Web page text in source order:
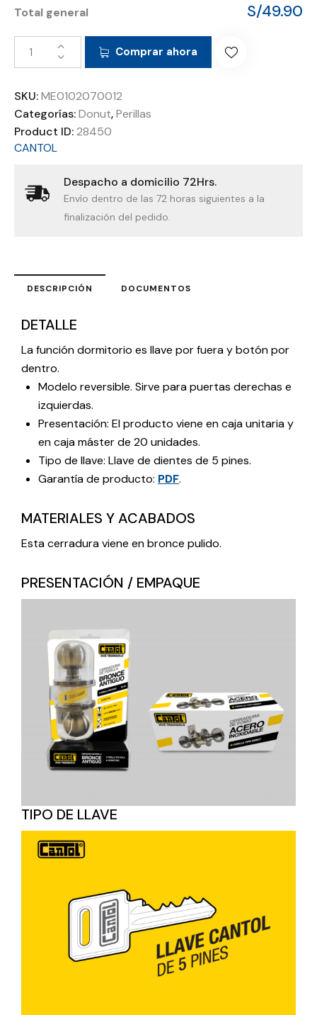
Total general S/49.90
Comprar ahora
SKU:ME0102070012
Categorías:Donut,Perillas
Product ID:28450
CANTOL
Despacho a domicilio 72Hrs.
Envío dentro de las 72 horas siguientes a la
finalización del pedido.
DESCRIPCIÓN DOCUMENTOS
DETALLE
La función dormitorio es llave por fuera y botón por
dentro.
Modelo reversible. Sirve para puertas derechas e
izquierdas.
Presentación: El producto viene en caja unitaria y
en caja máster de 20 unidades.
Tipo de llave: Llave de dientes de 5 pines.
Garantía de producto: PDF.
MATERIALES Y ACABADOS
Esta cerradura viene en bronce pulido.
PRESENTACIÓN / EMPAQUE
TIPO DE LLAVE